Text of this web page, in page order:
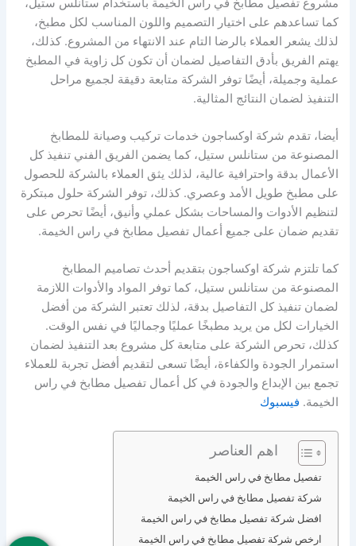
مشروع تفصيل مطابخ في راس الخيمة باستخدام ستانلس ستيل،
كما تساعدهم على اختيار التصميم واللون المناسب لكل مطبخ،
لذلك يشعر العملاء بالرضا التام عند الانتهاء من المشروع. كذلك،
يهتم الفريق بأدق التفاصيل لضمان أن تكون كل زاوية في المطبخ
عملية وجميلة، أيضًا توفر الشركة متابعة دقيقة لجميع مراحل
التنفيذ لضمان النتائج المثالية.
أيضا، تقدم شركة اوكساجون خدمات تركيب وصيانة للمطابخ
المصنوعة من ستانلس ستيل، كما يضمن الفريق الفني تنفيذ كل
الأعمال بدقة واحترافية عالية، لذلك يثق العملاء بالشركة للحصول
على مطبخ طويل الأمد وعصري. كذلك، توفر الشركة حلول مبتكرة
لتنظيم الأدوات والمساحات بشكل عملي وأنيق، أيضًا تحرص على
تقديم ضمان على جميع أعمال تفصيل مطابخ في راس الخيمة.
كما تلتزم شركة اوكساجون بتقديم أحدث تصاميم المطابخ
المصنوعة من ستانلس ستيل، كما توفر المواد والأدوات اللازمة
لضمان تنفيذ كل التفاصيل بدقة، لذلك تعتبر الشركة من أفضل
الخيارات لكل من يريد مطبخًا عمليًا وجماليًا في نفس الوقت.
كذلك، تحرص الشركة على متابعة كل مشروع بعد التنفيذ لضمان
استمرار الجودة والكفاءة، أيضًا تسعى لتقديم أفضل تجربة للعملاء
تجمع بين الإبداع والجودة في كل أعمال تفصيل مطابخ في راس
الخيمة. فيسبوك
اهم العناصر
تفصيل مطابخ في راس الخيمة
شركة تفصيل مطابخ في راس الخيمة
افضل شركة تفصيل مطابخ في راس الخيمة
ارخص شركة تفصيل مطابخ في راس الخيمة